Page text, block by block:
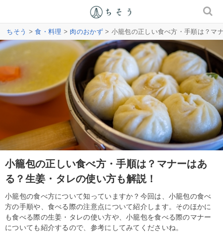
ちそう >食・料理 > 肉のおかず> 小籠包の正しい食べ方・手順は？マ
小籠包の正しい食べ方・手順は？マナーはあ
る？生姜・タレの使い方も解説！
小籠包の食べ方について知っていますか？今回は、小籠包の食べ
方の手順や、食べる際の注意点について紹介します。そのほかに
も食べる際の生姜・タレの使い方や、小籠包を食べる際のマナー
についても紹介するので、参考にしてみてくださいね。